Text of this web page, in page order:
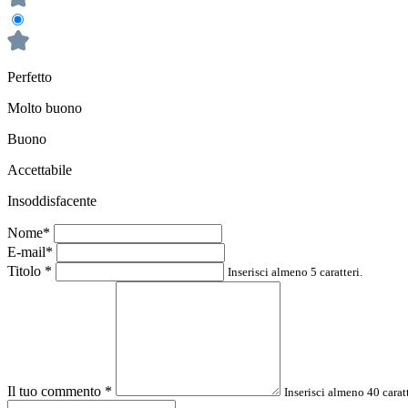
Perfetto
Molto buono
Buono
Accettabile
Insoddisfacente
Nome*
E-mail*
Titolo * Inserisci almeno 5 caratteri.
Il tuo commento * Inserisci almeno 40